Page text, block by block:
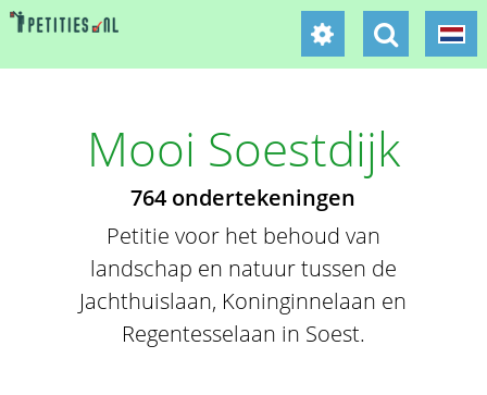
Mooi Soestdijk
764 ondertekeningen
Petitie voor het behoud van
landschap en natuur tussen de
Jachthuislaan, Koninginnelaan en
Regentesselaan in Soest.